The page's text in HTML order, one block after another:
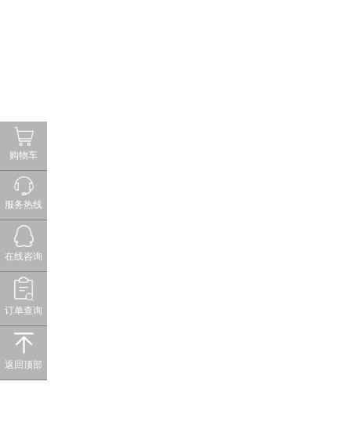
购物车
服务热线
在线咨询
订单查询
返回顶部